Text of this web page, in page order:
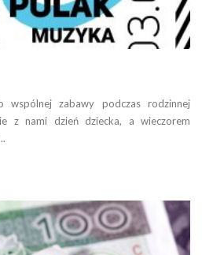
wspólnej zabawy podczas rodzinnej
z nami dzień dziecka, a wieczorem